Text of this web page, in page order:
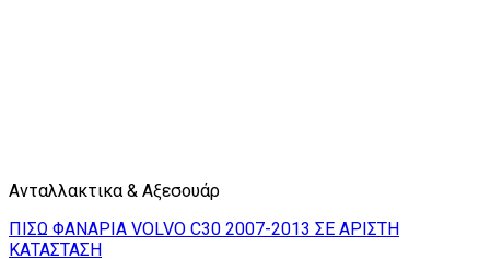
Ανταλλακτικα & Αξεσουάρ
ΠΙΣΩ ΦΑΝΑΡΙΑ VOLVO C30 2007-2013 ΣΕ ΑΡΙΣΤΗ
ΚΑΤΑΣΤΑΣΗ